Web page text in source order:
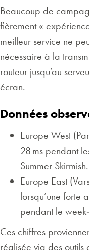
Beaucoup de
fièrement «
meilleur service ne
nécessaire à la
routeur jusqu’au
écran.
Données
Europe West
28 ms pendant
Summer Skirmish.
Europe East
lorsqu’une forte
pendant le
Ces chiffres
réalisée via des outils